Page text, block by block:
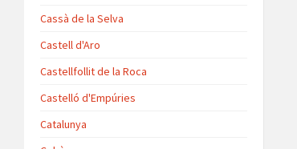
Cassà de la Selva
Castell d'Aro
Castellfollit de la Roca
Castelló d'Empúries
Catalunya